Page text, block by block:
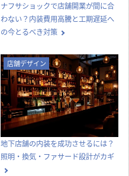
ナフサショックで店舗開業が間に合
わない？内装費用高騰と工期遅延へ
の今とるべき対策
店舗デザイン
地下店舗の内装を成功させるには？
照明・換気・ファサード設計がカギ